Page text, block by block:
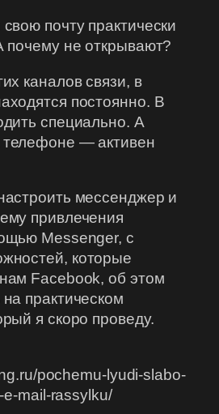
почту практически
почему не открывают?
каналов связи, в
постоянно. В
специально. А
— активен
мессенджер и
привлечения
Messenger, с
которые
Facebook, об этом
практическом
я скоро проведу.
pochemu-lyudi-slabo-
mail-rassylku/